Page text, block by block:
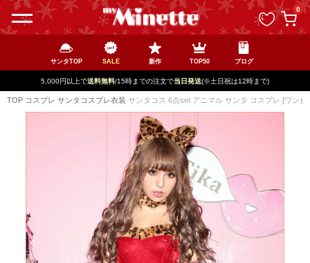
0
サンタTOP SALE 新作 TOP50 ブログ
新規登録で最大2500円OFF!
TOP コスプレ サンタコスプレ衣装 サンタコス 6点set アニマル サンタ コスプレ [ワン
ペー
ジト
ップ